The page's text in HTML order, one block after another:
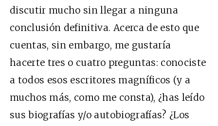
discutir mucho sin llegar a ninguna
conclusión definitiva. Acerca de esto que
cuentas, sin embargo, me gustaría
hacerte tres o cuatro preguntas: conociste
a todos esos escritores magníficos (y a
muchos más, como me consta), ¿has leído
sus biografías y/o autobiografías? ¿Los